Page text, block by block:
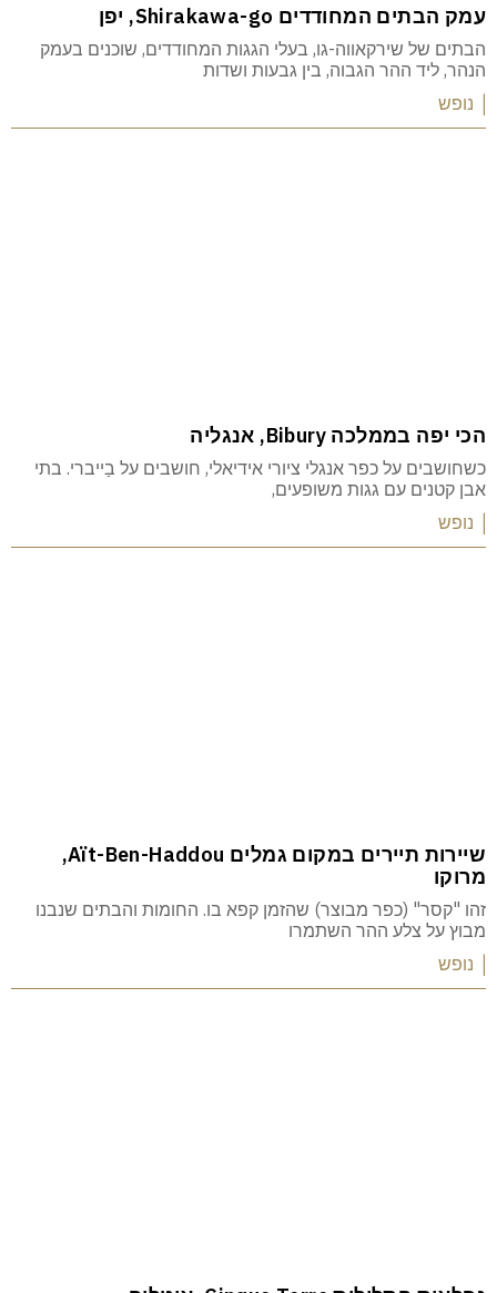
עמק הבתים המחודדים Shirakawa-go, יפן
הבתים של שירקאווה-גו, בעלי הגגות המחודדים, שוכנים בעמק
הנהר, ליד ההר הגבוה, בין גבעות ושדות
| נופש
הכי יפה בממלכה Bibury, אנגליה
כשחושבים על כפר אנגלי ציורי אידיאלי, חושבים על בַייברי. בתי
אבן קטנים עם גגות משופעים,
| נופש
שיירות תיירים במקום גמלים Aït-Ben-Haddou,
מרוקו
זהו "קסר" (כפר מבוצר) שהזמן קפא בו. החומות והבתים שנבנו
מבוץ על צלע ההר השתמרו
| נופש